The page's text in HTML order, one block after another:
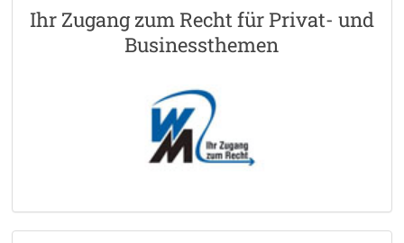
Ihr Zugang zum Recht für Privat- und
Businessthemen